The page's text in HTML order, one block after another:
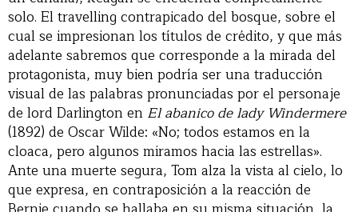
solo. El travelling contrapicado del bosque, sobre el
cual se impresionan los títulos de crédito, y que más
adelante sabremos que corresponde a la mirada del
protagonista, muy bien podría ser una traducción
visual de las palabras pronunciadas por el personaje
de lord Darlington en El abanico de lady Windermere
(1892) de Oscar Wilde: «No; todos estamos en la
cloaca, pero algunos miramos hacia las estrellas».
Ante una muerte segura, Tom alza la vista al cielo, lo
que expresa, en contraposición a la reacción de